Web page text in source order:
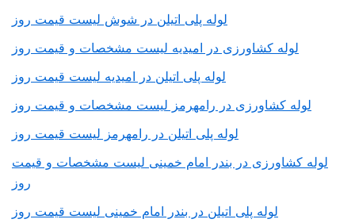
لوله پلی اتیلن در شوش لیست قیمت روز
لوله کشاورزی در امیدیه لیست مشخصات و قیمت روز
لوله پلی اتیلن در امیدیه لیست قیمت روز
لوله کشاورزی در رامهرمز لیست مشخصات و قیمت روز
لوله پلی اتیلن در رامهرمز لیست قیمت روز
لوله کشاورزی در بندر امام خمینی لیست مشخصات و قیمت
روز
لوله پلی اتیلن در بندر امام خمینی لیست قیمت روز